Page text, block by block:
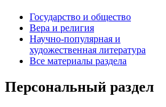
Государство и общество
Вера и религия
Научно-популярная и
художественная литература
Все материалы раздела
Персональный раздел